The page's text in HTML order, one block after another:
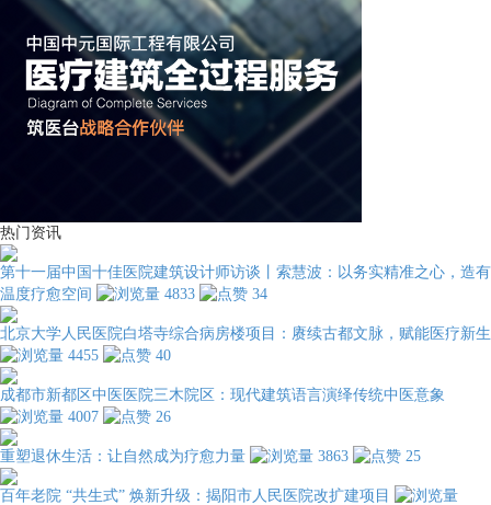
热门资讯
第十一届中国十佳医院建筑设计师访谈丨索慧波：以务实精准之心，造有
温度疗愈空间
4833 34
北京大学人民医院白塔寺综合病房楼项目：赓续古都文脉，赋能医疗新生
4455
40
成都市新都区中医医院三木院区：现代建筑语言演绎传统中医意象
4007
26
重塑退休生活：让自然成为疗愈力量 3863 25
百年老院 “共生式” 焕新升级：揭阳市人民医院改扩建项目